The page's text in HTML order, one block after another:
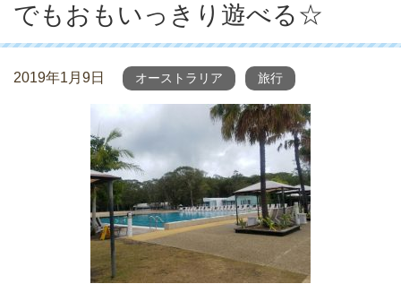
でもおもいっきり遊べる☆
2019年1月9日 オーストラリア 旅行